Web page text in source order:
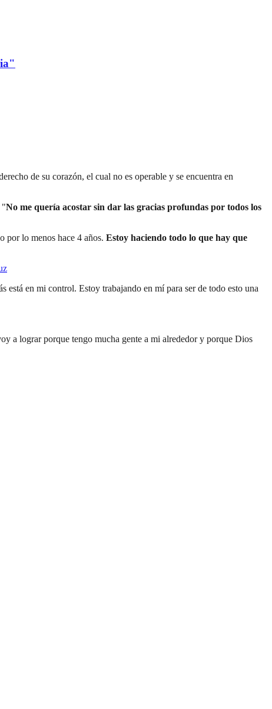
de su corazón, el cual no es operable y se encuentra en
"No me quería acostar sin dar las gracias profundas por todos los
por lo menos hace 4 años. Estoy haciendo todo lo que hay que
está en mi control. Estoy trabajando en mí para ser de todo esto una
a lograr porque tengo mucha gente a mi alrededor y porque Dios